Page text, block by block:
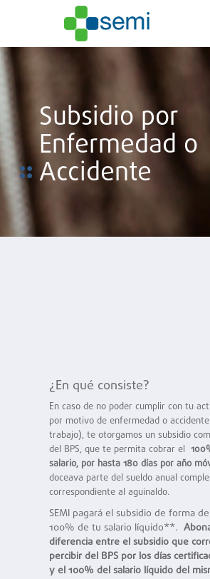
principal
Subsidio por
Enfermedad o
Accidente
¿En qué consiste?
En caso de no poder cumplir con tu
por motivo de enfermedad o
trabajo), te otorgamos un subsidio
del BPS, que te permita cobrar el
salario, por hasta 180 días por año
doceava parte del sueldo anual
correspondiente al aguinaldo.
SEMI pagará el subsidio de forma
100% de tu salario líquido**.
diferencia entre el subsidio que
percibir del BPS por los días
y el 100% del salario líquido del